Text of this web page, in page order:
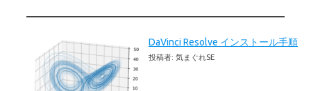
DaVinci Resolve インストール手順
投稿者: 気まぐれSE